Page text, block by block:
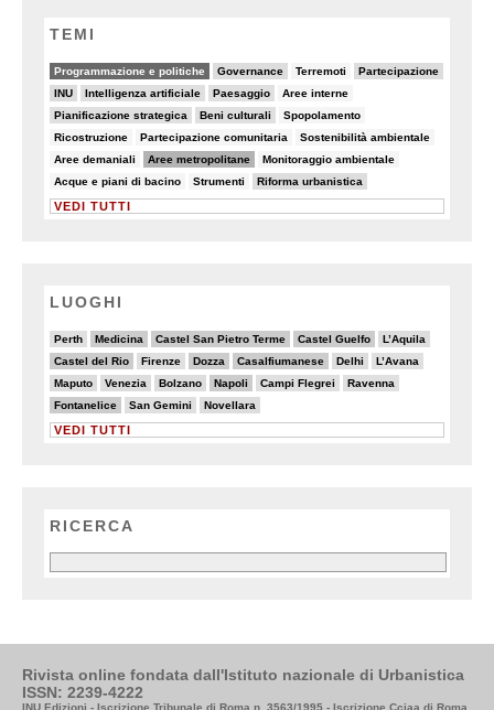
TEMI
Programmazione e politiche
64/82 Governance
18/82 Terremoti
8/82 Partecipazione
22/82
INU
22/82 Intelligenza artificiale
11/82 Paesaggio
13/82 Aree interne
8/82
Pianificazione strategica
11/82 Beni culturali
11/82 Spopolamento
6/82
Ricostruzione
6/82 Partecipazione comunitaria
7/82 Sostenibilità ambientale
5/82
Aree demaniali
5/82 Aree metropolitane
37/82 Monitoraggio ambientale
6/82
Acque e piani di bacino
5/82 Strumenti
6/82 Riforma urbanistica
20/82
VEDI TUTTI
LUOGHI
Perth
3/20 Medicina
6/20 Castel San Pietro Terme
6/20 Castel Guelfo
6/20 L’Aquila
4/20
Castel del Rio
6/20 Firenze
2/20 Dozza
6/20 Casalfiumanese
6/20 Delhi
4/20 L’Avana
2/20
Maputo
4/20 Venezia
4/20 Bolzano
4/20 Napoli
7/20 Campi Flegrei
3/20 Ravenna
3/20
Fontanelice
6/20 San Gemini
2/20 Novellara
4/20
VEDI TUTTI
RICERCA
Rivista online fondata dall'Istituto nazionale di Urbanistica
ISSN: 2239-4222
INU Edizioni - Iscrizione Tribunale di Roma n. 3563/1995 - Iscrizione Cciaa di Roma